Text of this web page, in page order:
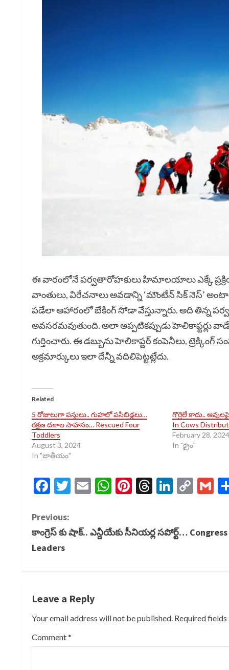
ఈ వారంలోనే పర్వతారోహకులు హిమాలయాలు ఎక్కే
వాంతులు, విరేచనాలు అవడాన్ని ‘మౌంటేన్ సిక్ నెస్’
పడేలా ఆహారంలో బేకింగ్ సోడా వేస్తున్నారు. అది తిన్న
అవసరమవుతుంది. అలా అప్పటికప్పుడు హెలికాప్టర్లు
గుర్తించారు. ఈ డబ్బును హెలికాప్టర్ కంపెనీలు, ట్రెక్కింగ్
అక్రమార్కులు ఇలా దేన్నీ వదిలిపెట్టట్లేదు.
Related
5 రోజులుగా పస్తులు.. గుహలో పసిబిడ్డలు…
రక్షణ దళాల సాహసం… Rescued Four
Toddlers
August 3, 2024
In "జాతీయం"
గొర్రెలే కాదు..
In Cows
February 28, 2024
In "క్రైం"
Facebook
Twitter
EmailWhatsApp
Pinterest
ThreadsCopy
C
o
i
n
u
Previous:
కాంగ్రెస్ కు షాక్.. ఎన్డీయేకు సీనియర్ల సపోర్ట్… Congress
Leaders
Leave a Reply
Your email address will not be published. Required
Comment*